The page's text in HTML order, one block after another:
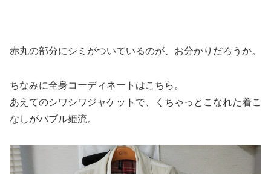
赤丸の部分にシミがついているのが、お分かりだろうか。
ちなみに全身コーディネートはこちら。
あえてのシワシワジャケットで、くちゃっとこなれた着こ
なしがバブル姫流。